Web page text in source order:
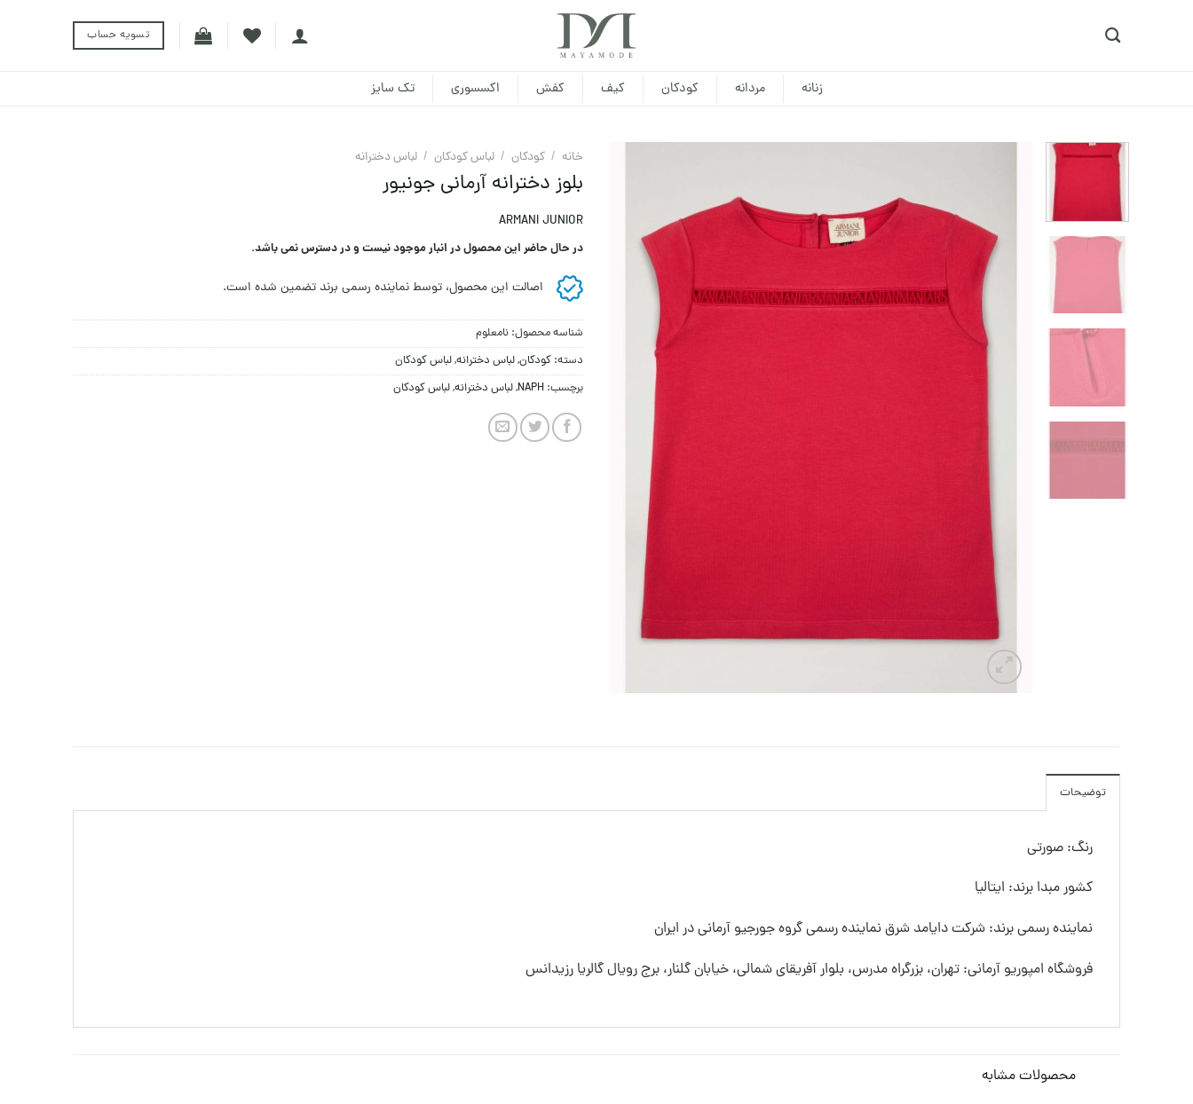
تسویه حساب
زنانه مردانه کودکان کیف کفش اکسسوری تک سایز
خانه / کودکان / لباس کودکان / لباس دخترانه
بلوز دخترانه آرمانی جونیور
ARMANI JUNIOR
در حال حاضر این محصول در انبار موجود نیست و در دسترس نمی باشد.
اصالت این محصول، توسط نماینده رسمی برند تضمین شده است.
شناسه محصول: نامعلوم
دسته: کودکان,لباس دخترانه,لباس کودکان
برچسب: NAPH
,لباس دخترانه,لباس کودکان
توضیحات
رنگ: صورتی
کشور مبدا برند: ایتالیا
نماینده رسمی برند: شرکت دایامد شرق نماینده رسمی گروه جورجیو آرمانی در ایران
فروشگاه امپوریو آرمانی: تهران، بزرگراه مدرس، بلوار آفریقای شمالی، خیابان گلنار، برج رویال گالریا رزیدانس
محصولات مشابه